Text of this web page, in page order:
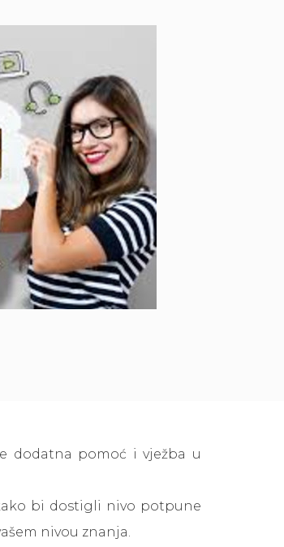
dodatna pomoć i vježba u
bi dostigli nivo potpune
nivou znanja.